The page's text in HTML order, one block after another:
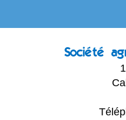
Société